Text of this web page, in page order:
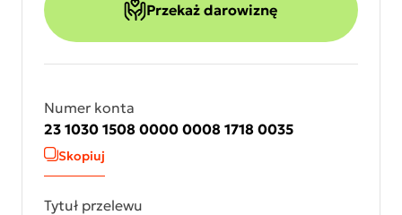
Przekaż darowiznę
Numer konta
23 1030 1508 0000 0008 1718 0035
Skopiuj
Tytuł przelewu